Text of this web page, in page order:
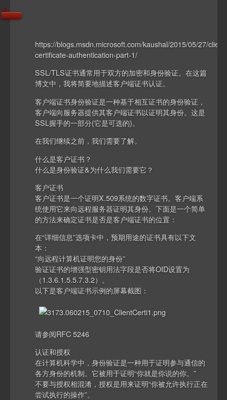
https://blogs.msdn.microsoft.com/kaushal/2015/05/27/
certificate-authentication-part-1/
SSL/TLS证书通常用于双方的加密和身份验证。在这篇
博文中，我将简要地描述客户端证书认证。
客户端证书身份验证是一种基于相互证书的身份验证，
客户端向服务器提供其客户端证书以证明其身份。这是
SSL握手的一部分(它是可选的)。
在我们继续之前，我们需要了解。
什么是客户证书？
什么是身份验证&为什么我们需要它？
客户证书
客户证书是一个证明X.509系统的数字证书。客户端系
统使用它来向远程服务器证明其身份。下面是一个简单
的方法来确定证书是否是客户端证书的位置：
在“详细信息”选项卡中，预期用途的证书具有以下文
本：
“向远程计算机证明您的身份”
验证证书的增强型密钥用法字段是否将OID设置为
（1.3.6.1.5.5.7.3.2）。
以下是客户端证书示例的屏幕截图：
请参阅RFC 5246
认证和授权
在计算机科学中，身份验证是一种用于证明参与通信的
各方身份的机制。它被用于证明“你就是你说的你。”
不要与授权相混淆，授权是用来证明“你被允许执行正在
尝试执行的操作”。